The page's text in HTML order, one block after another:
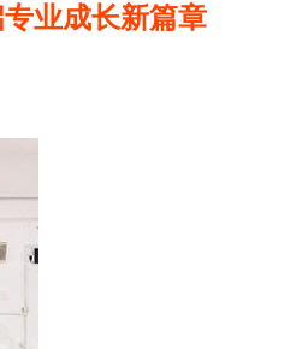
业成长新篇章